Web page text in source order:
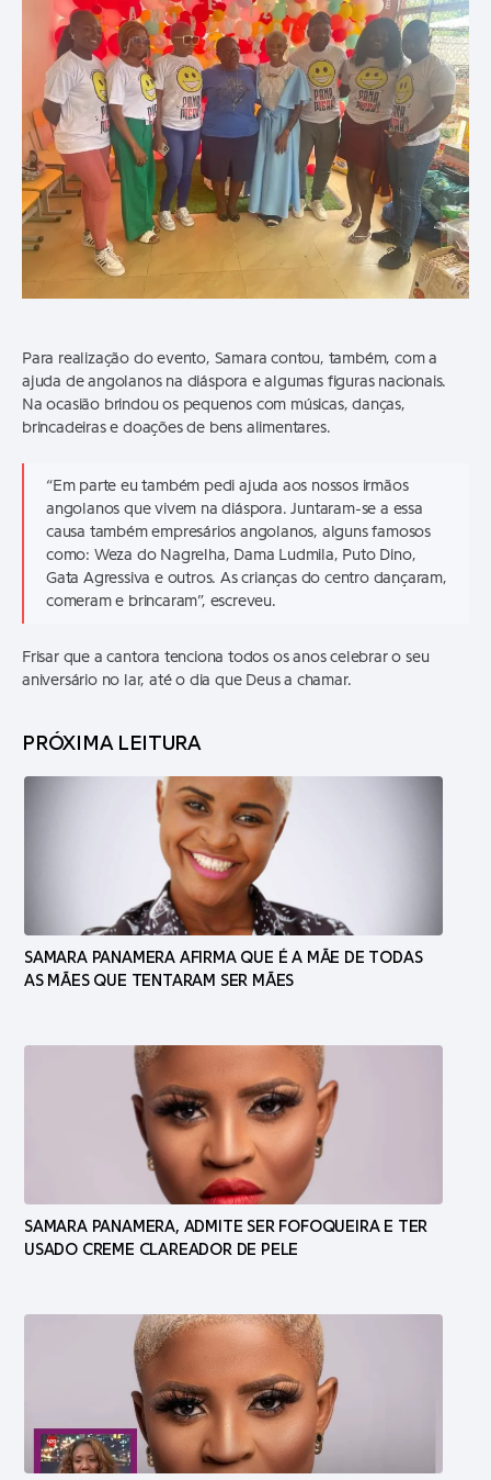
Para realização do evento, Samara contou, também, com a
ajuda de angolanos na diáspora e algumas figuras nacionais.
Na ocasião brindou os pequenos com músicas, danças,
brincadeiras e doações de bens alimentares.
“Em parte eu também pedi ajuda aos nossos irmãos
angolanos que vivem na diáspora. Juntaram-se a essa
causa também empresários angolanos, alguns famosos
como: Weza do Nagrelha, Dama Ludmila, Puto Dino,
Gata Agressiva e outros. As crianças do centro dançaram,
comeram e brincaram”, escreveu.
Frisar que a cantora tenciona todos os anos celebrar o seu
aniversário no lar, até o dia que Deus a chamar.
PRÓXIMA LEITURA
SAMARA PANAMERA AFIRMA QUE É A MÃE DE TODAS
AS MÃES QUE TENTARAM SER MÃES
SAMARA PANAMERA, ADMITE SER FOFOQUEIRA E TER
USADO CREME CLAREADOR DE PELE